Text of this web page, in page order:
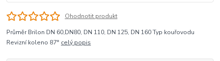
Ohodnotit produkt
Průměr Brilon DN 60,DN80, DN 110, DN 125, DN 160 Typ kouřovodu
Revizní koleno 87° celý popis